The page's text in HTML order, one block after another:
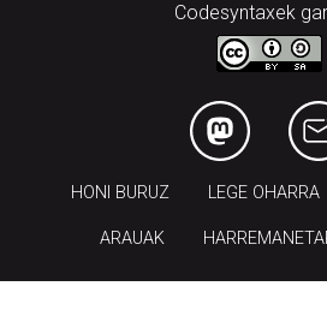
Codesyntaxek
HONI BURUZ LEGE OHARRA
ARAUAK